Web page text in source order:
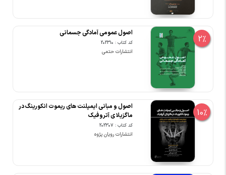
2%
اصول عمومی آمادگی جسمانی
کد کتاب : 202310
انتشارات حتمی
10%
اصول و مبانی ایمپلنت های ریموت انکورینگ در
ماگزیلا ی آتروفیک
کد کتاب : 202307
انتشارات رویان پژوه